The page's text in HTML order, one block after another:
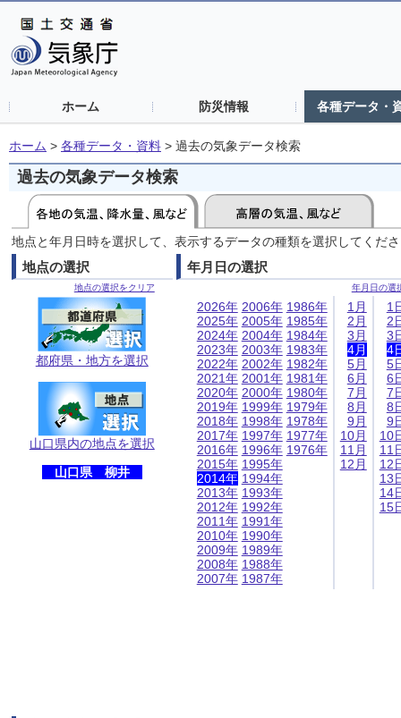
ホーム 防災情報 各種データ・
ホーム > 各種データ・資料 > 過去の気象データ検索
過去の気象データ検索
地点と年月日時を選択して、表示するデータの種類を選択してくだ
地点の選択
地点の選択をクリア
都府県・地方を選択
山口県内の地点を選択
山口県 柳井
年月日の選択
年月日の選
2026年
2025年
2024年
2023年
2022年
2021年
2020年
2019年
2018年
2017年
2016年
2015年
2014年
2013年
2012年
2011年
2010年
2009年
2008年
2007年
2006年
2005年
2004年
2003年
2002年
2001年
2000年
1999年
1998年
1997年
1996年
1995年
1994年
1993年
1992年
1991年
1990年
1989年
1988年
1987年
1986年
1985年
1984年
1983年
1982年
1981年
1980年
1979年
1978年
1977年
1976年
1月
2月
3月
4月
5月
6月
7月
8月
9月
10月
11月
12月
1
2
3
4
5
6
7
8
9
10
11
12
13
14
15